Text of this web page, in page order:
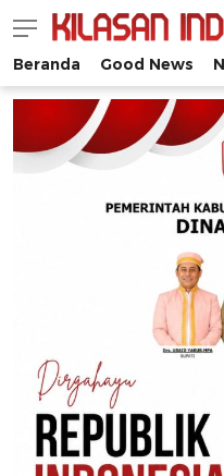
Kilasan Indonesia
Satu-satunya di
Beranda Good News